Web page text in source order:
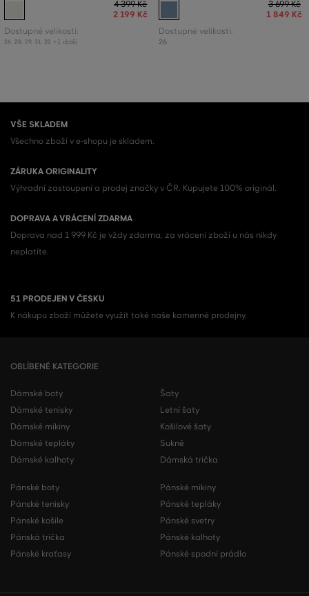
4 399 Kč
2 199 Kč
Dostupné velikosti:
26 28 29, 31, 32 +1 další
3 699 Kč
1 849 Kč
Dostupné velikosti:
26
VŠE SKLADEM
Všechno zboží v e-shopu je skladem.
ZÁRUKA ORIGINALITY
Výhradní zastoupení a prodej značky v ČR. Kupujete 100% originál.
DOPRAVA A VRÁCENÍ ZDARMA
Doprava nad 1 999 Kč je vždy zdarma, za vrácení zboží u nás nikdy
neplatíte.
51 PRODEJEN V ČESKU
K nákupu zboží můžete využít také naše kamenné prodejny.
OBLÍBENÉ KATEGORIE
Dámské boty
Dámské tenisky
Dámské mikiny
Dámské tepláky
Dámské kalhoty
Šaty
Letní šaty
Košilové šaty
Sukně
Dámská trička
Pánské boty
Pánské tenisky
Pánské košile
Pánská trička
Pánské kraťasy
Pánské mikiny
Pánské tepláky
Pánské svetry
Pánské kalhoty
Pánské spodní prádlo